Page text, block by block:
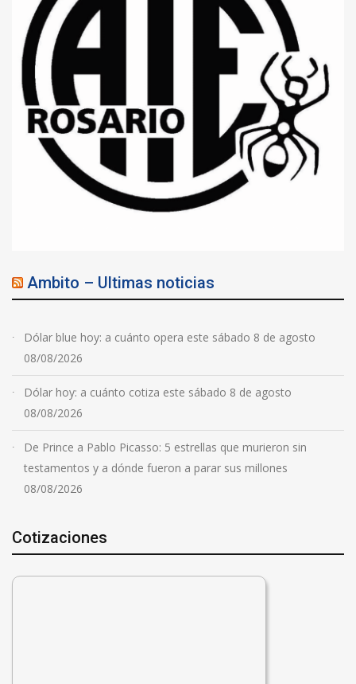
Ambito – Ultimas noticias
Dólar blue hoy: a cuánto opera este sábado 8 de agosto
08/08/2026
Dólar hoy: a cuánto cotiza este sábado 8 de agosto
08/08/2026
De Prince a Pablo Picasso: 5 estrellas que murieron sin
testamentos y a dónde fueron a parar sus millones
08/08/2026
Cotizaciones